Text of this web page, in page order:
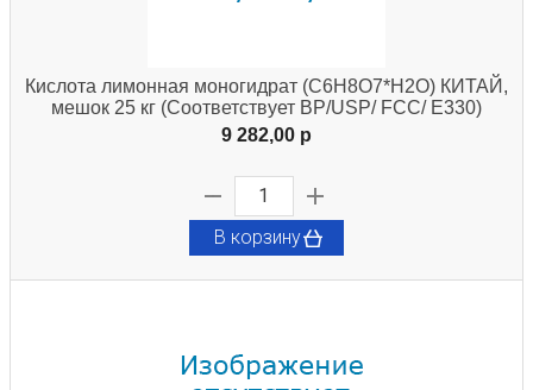
Кислота лимонная моногидрат (С6Н8О7*Н2О) КИТАЙ,
мешок 25 кг (Соответствует ВР/USP/ FCC/ E330)
9 282,00 p
В корзину